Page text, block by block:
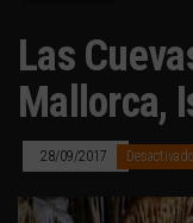
Las
Mallorca,
28/09/2017 Desactivado